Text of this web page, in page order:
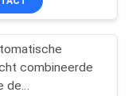
combineerde
de